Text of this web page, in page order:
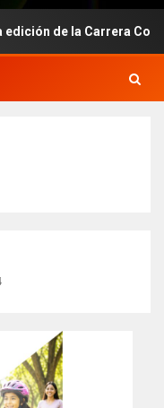
la Carrera Conecta-Te